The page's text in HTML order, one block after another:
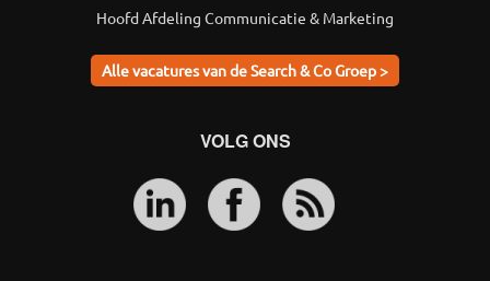
Hoofd Afdeling Communicatie & Marketing
Alle vacatures van de Search & Co Groep >
VOLG ONS